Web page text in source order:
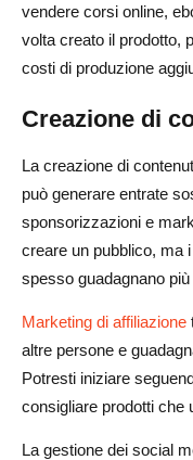
vendere corsi online,
volta creato il prodotto,
costi di produzione
Creazione di
La creazione di
può generare entrate
sponsorizzazioni e
creare un pubblico, ma
spesso guadagnano
Marketing di affiliazione
altre persone e
Potresti iniziare
consigliare prodotti che
La gestione dei social